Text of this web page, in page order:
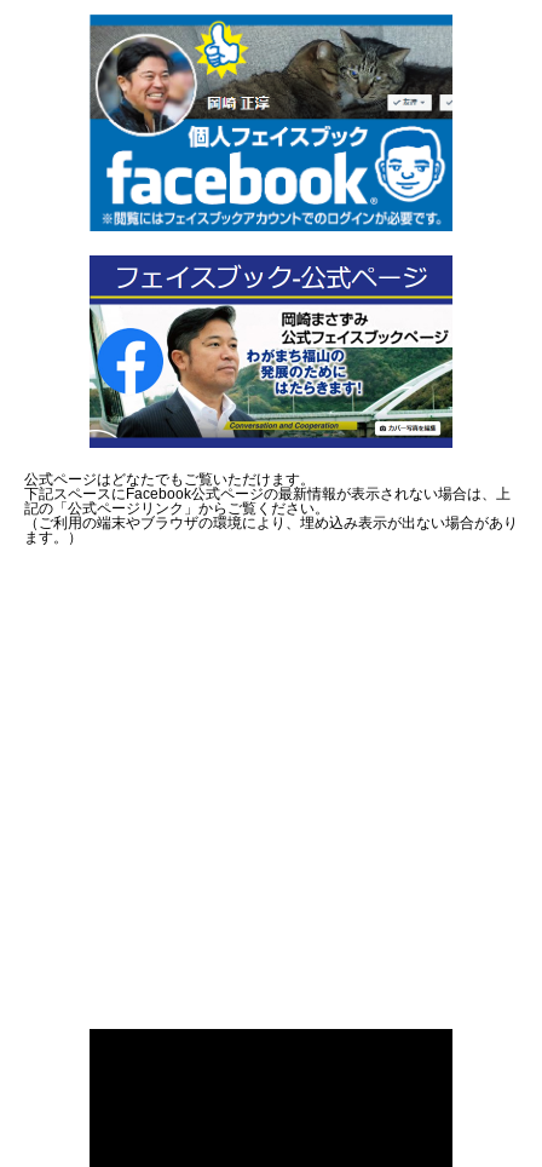
公式ページはどなたでもご覧いただけます。
下記スペースにFacebook公式ページの最新情報が表示されない場合は、上
記の「公式ページリンク」からご覧ください。
（ご利用の端末やブラウザの環境により、埋め込み表示が出ない場合があり
ます。）